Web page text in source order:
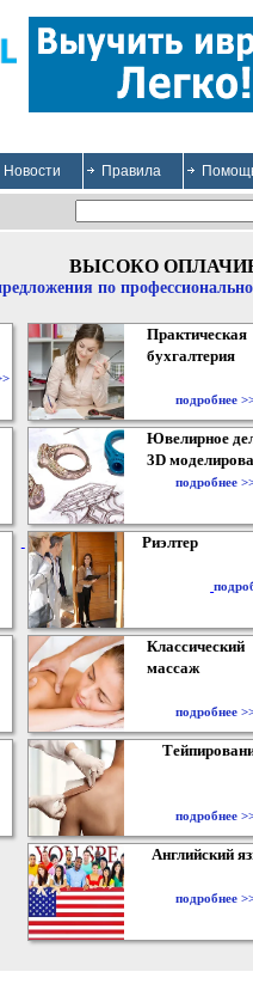
Новости Правила
ВЫСОКО
по
Практическая
бухгалтерия
подробнее
Ювелирное
3D
подробнее
Риэлтер
Классический
массаж
подробнее
подробнее
Английский
подробнее